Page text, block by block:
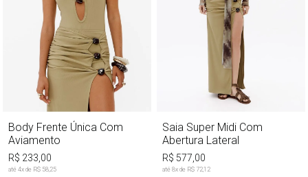
Body Frente Única Com
Aviamento
R$ 233,00
até 4x de R$ 58,25
Saia Super Midi Com
Abertura Lateral
R$ 577,00
até 8x de R$ 72,12